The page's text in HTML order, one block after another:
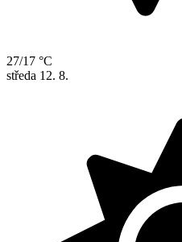
27/17 °C
středa 12. 8.